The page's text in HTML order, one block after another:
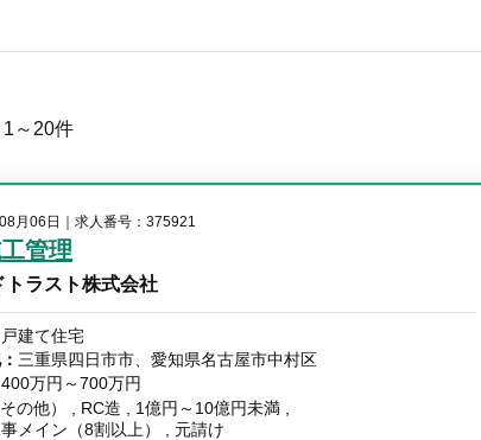
1～20件
月06日 求人番号：375921
管理
トラスト株式会社
戸建て住宅
三重県四日市市、愛知県名古屋市中村区
400万円～700万円
の他）
RC造
1億円～10億円未満
メイン（8割以上）
元請け